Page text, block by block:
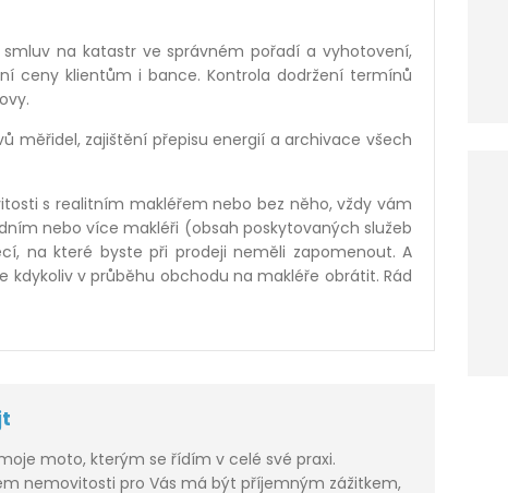
na katastr ve správném pořadí a vyhotovení,
ceny klientům i bance. Kontrola dodržení termínů
měřidel, zajištění přepisu energií a archivace všech
s realitním makléřem nebo bez něho, vždy vám
nebo více makléři (obsah poskytovaných služeb
na které byste při prodeji neměli zapomenout. A
v průběhu obchodu na makléře obrátit. Rád
moto, kterým se řídím v celé své praxi.
nemovitosti pro Vás má být příjemným zážitkem,